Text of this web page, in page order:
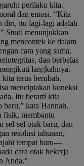
perilaku kita.
dan emosi. “Kita
diri, itu lagi-lagi adalah
Studi menunjukkan
mencontek ke dalam
cara yang sama,
dan berbelas
langkahnya.
terus berubah.
menciptakan koneksi
Itu berarti kita
baru,” kata Hannah.
fisik, membantu
sel-sel otak baru, dan
resolusi tahunan,
tempat baru—
cara otak bekerja
Anda.”